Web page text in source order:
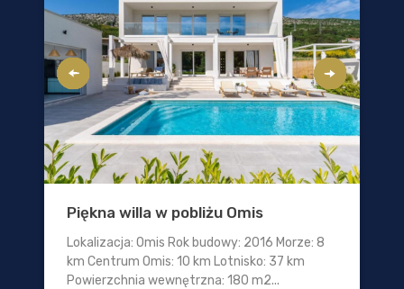
Piękna willa w pobliżu Omis
Lokalizacja: Omis Rok budowy: 2016 Morze: 8
km Centrum Omis: 10 km Lotnisko: 37 km
Powierzchnia wewnętrzna: 180 m2...